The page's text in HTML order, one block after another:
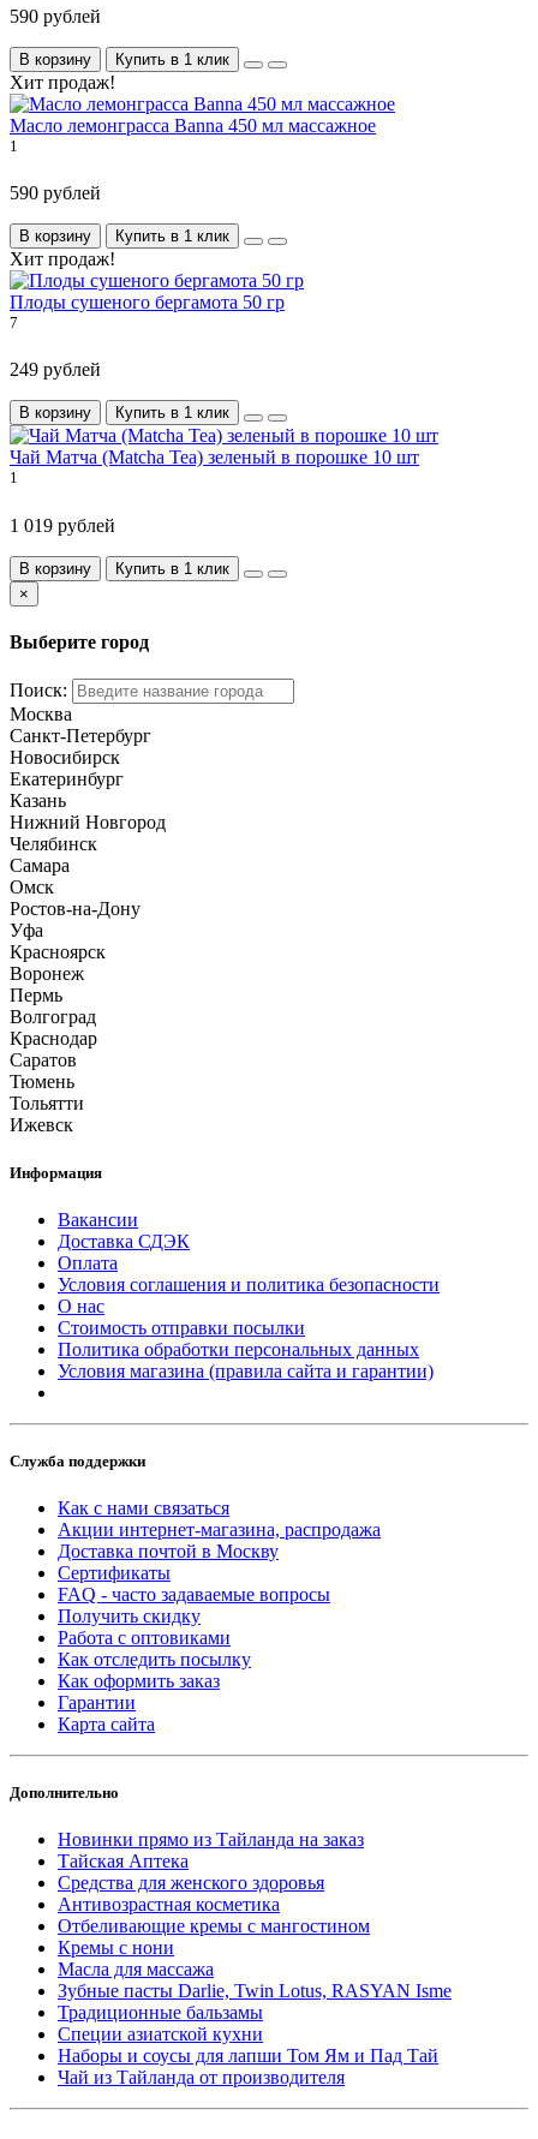
590 рублей
В корзину Купить в 1 клик
Хит продаж!
Масло лемонграсса Banna 450 мл массажное
1
590 рублей
В корзину Купить в 1 клик
Хит продаж!
Плоды сушеного бергамота 50 гр
7
249 рублей
В корзину Купить в 1 клик
Чай Матча (Matcha Tea) зеленый в порошке 10 шт
1
1 019 рублей
В корзину
Купить в 1 клик
×
Выберите город
Поиск:
Москва
Санкт-Петербург
Новосибирск
Екатеринбург
Казань
Нижний Новгород
Челябинск
Самара
Омск
Ростов-на-Дону
Уфа
Красноярск
Воронеж
Пермь
Волгоград
Краснодар
Саратов
Тюмень
Тольятти
Ижевск
Информация
Вакансии
Доставка СДЭК
Оплата
Условия соглашения и политика безопасности
О нас
Стоимость отправки посылки
Политика обработки персональных данных
Условия магазина (правила сайта и гарантии)
Служба поддержки
Как с нами связаться
Акции интернет-магазина, распродажа
Доставка почтой в Москву
Сертификаты
FAQ - часто задаваемые вопросы
Получить скидку
Работа с оптовиками
Как отследить посылку
Как оформить заказ
Гарантии
Карта сайта
Дополнительно
Новинки прямо из Тайланда на заказ
Тайская Аптека
Средства для женского здоровья
Антивозрастная косметика
Отбеливающие кремы с мангостином
Кремы с нони
Масла для массажа
Зубные пасты Darlie, Twin Lotus, RASYAN Isme
Традиционные бальзамы
Специи азиатской кухни
Наборы и соусы для лапши Том Ям и Пад Тай
Чай из Тайланда от производителя